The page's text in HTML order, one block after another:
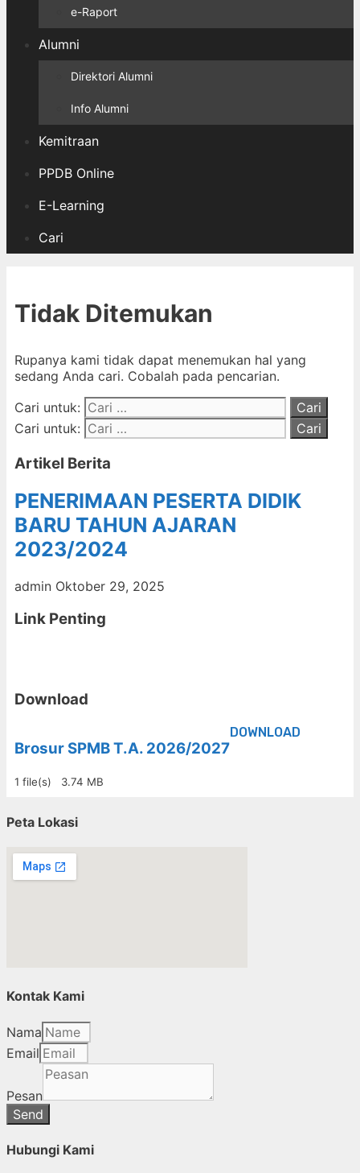
e-Raport
Alumni
Direktori Alumni
Info Alumni
Kemitraan
PPDB Online
E-Learning
Cari
Tidak Ditemukan
Rupanya kami tidak dapat menemukan hal yang
sedang Anda cari. Cobalah pada pencarian.
Cari untuk:
Cari untuk:
Artikel Berita
PENERIMAAN PESERTA DIDIK
BARU TAHUN AJARAN
2023/2024
admin Oktober 29, 2025
Link Penting
Download
Brosur SPMB T.A. 2026/2027
1 file(s) 3.74 MB
DOWNLOAD
Peta Lokasi
Kontak Kami
Nama
Email
Pesan
Send
Hubungi Kami